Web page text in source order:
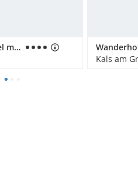
Natürlich. Hotel mit Charakter
Kals am